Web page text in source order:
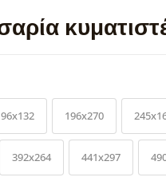
196x270
392x264 441x297